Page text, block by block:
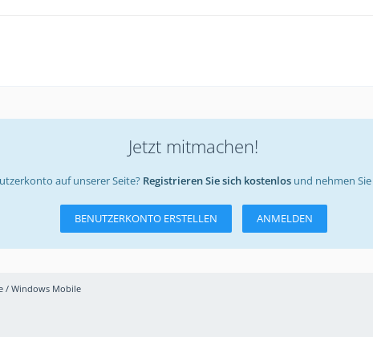
/ Windows Mobile
Jetzt mitmachen!
auf unserer Seite? Registrieren Sie sich kostenlos und nehmen
BENUTZERKONTO ERSTELLEN ANMELDEN